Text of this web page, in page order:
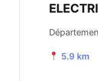
5.9 km